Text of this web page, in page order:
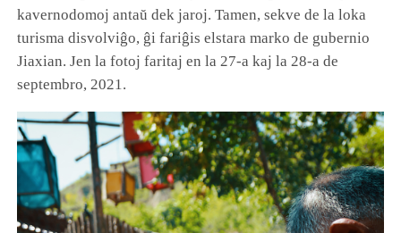
kavernodomoj antaŭ dek jaroj. Tamen, sekve de la loka
turisma disvolviĝo, ĝi fariĝis elstara marko de gubernio
Jiaxian. Jen la fotoj faritaj en la 27-a kaj la 28-a de
septembro, 2021.